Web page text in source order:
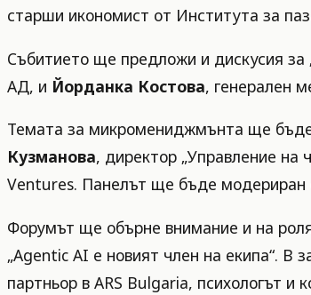
старши икономист от Института за
Събитието ще предложи и дискусия за
АД, и Йорданка Костова, генерален
Темата за микромениджмънта ще бъде
Кузманова, директор „Управление на
Ventures. Панелът ще бъде модериран
Форумът ще обърне внимание и на
„Agentic AI е новият член на екипа“. В
партньор в ARS Bulgaria, психологът и